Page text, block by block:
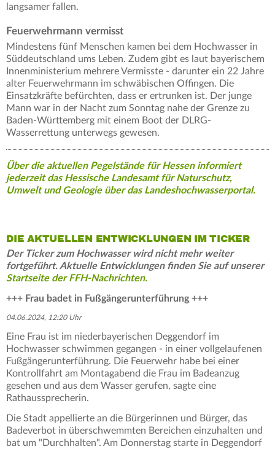
langsamer fallen.
Feuerwehrmann vermisst
Mindestens fünf Menschen kamen bei dem Hochwasser in
Süddeutschland ums Leben. Zudem gibt es laut bayerischem
Innenministerium mehrere Vermisste - darunter ein 22 Jahre
alter Feuerwehrmann im schwäbischen Offingen. Die
Einsatzkräfte befürchten, dass er ertrunken ist. Der junge
Mann war in der Nacht zum Sonntag nahe der Grenze zu
Baden-Württemberg mit einem Boot der DLRG-
Wasserrettung unterwegs gewesen.
Über die aktuellen Pegelstände für Hessen informiert
jederzeit das Hessische Landesamt für Naturschutz,
Umwelt und Geologie über das Landeshochwasserportal.
DIE AKTUELLEN ENTWICKLUNGEN IM TICKER
Der Ticker zum Hochwasser wird nicht mehr weiter
fortgeführt. Aktuelle Entwicklungen finden Sie auf unserer
Startseite der FFH-Nachrichten.
+++ Frau badet in Fußgängerunterführung +++
04.06.2024, 12:20 Uhr
Eine Frau ist im niederbayerischen Deggendorf im
Hochwasser schwimmen gegangen - in einer vollgelaufenen
Fußgängerunterführung. Die Feuerwehr habe bei einer
Kontrollfahrt am Montagabend die Frau im Badeanzug
gesehen und aus dem Wasser gerufen, sagte eine
Rathaussprecherin.
Die Stadt appellierte an die Bürgerinnen und Bürger, das
Badeverbot in überschwemmten Bereichen einzuhalten und
bat um "Durchhalten". Am Donnerstag starte in Deggendorf